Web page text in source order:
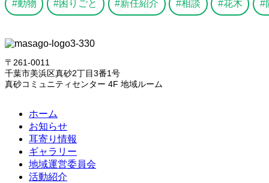
動物 困りごと 新任紹介 相談 花木
〒261-0011
千葉市美浜区真砂2丁目3番1号
真砂コミュニティセンター 4F 地域ルーム
ホーム
お知らせ
耳寄り情報
ギャラリー
地域運営委員会
活動紹介